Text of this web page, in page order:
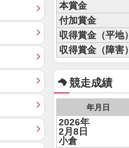
本賞金
付加賞金
収得賞金（平地）
収得賞金（障害）
競走成績
年月日
2026年
2月8日
小倉